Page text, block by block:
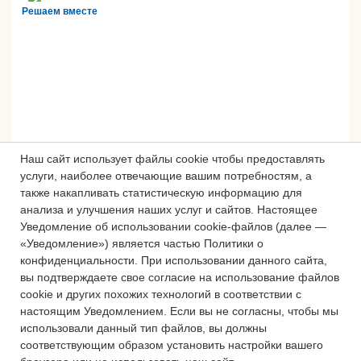
Наш сайт использует файлы cookie чтобы предоставлять
услуги, наиболее отвечающие вашим потребностям, а
также накапливать статистическую информацию для
анализа и улучшения наших услуг и сайтов. Настоящее
Уведомление об использовании cookie-файлов (далее —
«Уведомление») является частью Политики о
конфиденциальности.
При использовании данного сайта,
вы подтверждаете свое согласие на использование файлов
cookie и других похожих технологий в соответствии с
настоящим Уведомлением.
Если вы не согласны, чтобы мы
использовали данный тип файлов, вы должны
соответствующим образом установить настройки вашего
Решаем вместе
Сложности с получением «Пушкинской
карты» или приобретением билетов?
Знаете, как улучшить работу
учреждений культуры?
Написать